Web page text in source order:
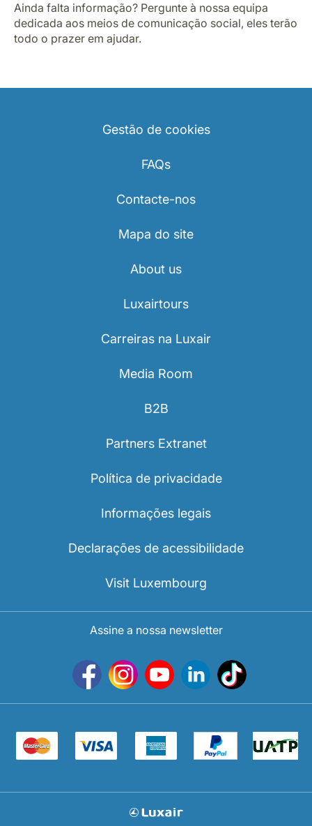
Ainda falta informação? Pergunte à nossa equipa
dedicada aos meios de comunicação social, eles terão
todo o prazer em ajudar.
Gestão de cookies
FAQs
Contacte-nos
Mapa do site
About us
Luxairtours
Carreiras na Luxair
Media Room
B2B
Partners Extranet
Política de privacidade
Informações legais
Declarações de acessibilidade
Visit Luxembourg
Assine a nossa newsletter